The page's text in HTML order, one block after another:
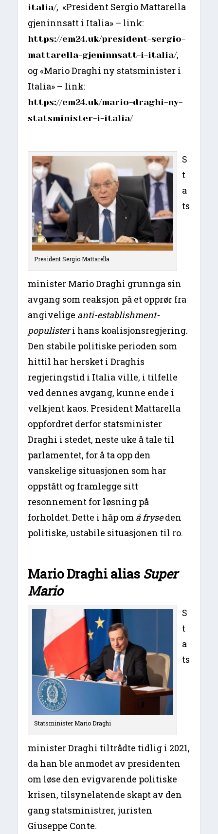
italia/, «President Sergio Mattarella
gjeninnsatt i Italia» – link:
https://em24.uk/president-sergio-
mattarella-gjeninnsatt-i-italia/,
og «Mario Draghi ny statsminister i
Italia» – link:
https://em24.uk/mario-draghi-ny-
statsminister-i-italia/
President Sergio Mattarella
S
t
a
ts
minister Mario Draghi grunnga sin
avgang som reaksjon på et opprør fra
angivelige anti-establishment-
populisteri hans koalisjonsregjering.
Den stabile politiske perioden som
hittil har hersket i Draghis
regjeringstid i Italia ville, i tilfelle
ved dennes avgang, kunne ende i
velkjent kaos. President Mattarella
oppfordret derfor statsminister
Draghi i stedet, neste uke å tale til
parlamentet, for å ta opp den
vanskelige situasjonen som har
oppstått og framlegge sitt
resonnement for løsning på
forholdet. Dette i håp om å fryseden
politiske, ustabile situasjonen til ro.
Mario Draghi alias Super
Mario
Statsminister Mario Draghi
S
t
a
ts
minister Draghi tiltrådte tidlig i 2021,
da han ble anmodet av presidenten
om løse den evigvarende politiske
krisen, tilsynelatende skapt av den
gang statsministrer, juristen
Giuseppe Conte.